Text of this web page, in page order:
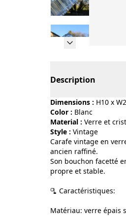
Description
Dimensions : H10 x
Color :
blanc
Material :
verre et
Style :
vintage
Carafe vintage en
ancien raffiné.
Son bouchon facetté
propre et stable.
🫗 Caractéristiques:
Matériau: verre épais